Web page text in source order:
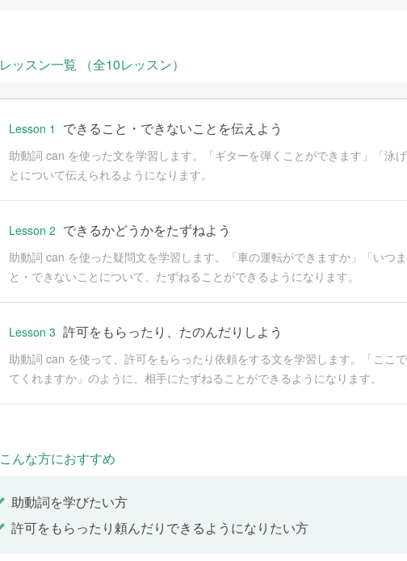
レッスン一覧 （全10レッスン）
Lesson 1 できること・できないことを伝えよう
助動詞 can を使った文を学習します。「ギターを弾くことができます」「泳
とについて伝えられるようになります。
Lesson 2 できるかどうかをたずねよう
助動詞 can を使った疑問文を学習します。「車の運転ができますか」「いつ
と・できないことについて、たずねることができるようになります。
Lesson 3 許可をもらったり、たのんだりしよう
助動詞 can を使って、許可をもらったり依頼をする文を学習します。「ここ
てくれますか」のように、相手にたずねることができるようになります。
Yuta and Ayako are talking about swimming. They are planning to go to the
助動詞can
こんな方におすすめ
助動詞を学びたい方
許可をもらったり頼んだりできるようになりたい方